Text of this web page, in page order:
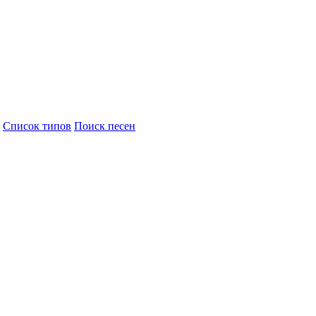
Cписок типов Поиск песен